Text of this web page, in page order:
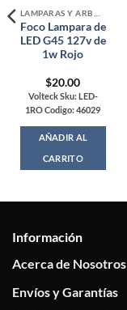
Foco Lampara de
LED G45 127v de
1w Rojo
$20.00
Volteck Sku: LED-
1RO Codigo: 46029
AÑADIR AL
CARRITO
Información
Acerca de Nosotros
Envíos y Garantías